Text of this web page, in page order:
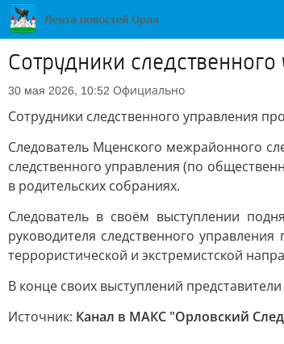
Сотрудники
30 мая 2026, 10:52 Официально
Сотрудники следственного управления
Следователь Мценского межрайонного
следственного управления (по
в родительских собраниях.
Следователь в своём выступлении
руководителя следственного
террористической и экстремистской
В конце своих выступлений
Источник: Канал в МАКС "Орловский